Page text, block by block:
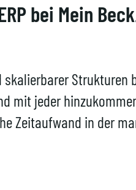
bei Mein
Strukturen
mit jeder
Zeitaufwand in der